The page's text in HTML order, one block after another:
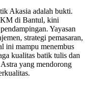
Akasia adalah bukti.
di Bantul, kini
Yayasan
strategi pemasaran,
ini mampu menembus
kualitas batik tulis dan
yang mendorong